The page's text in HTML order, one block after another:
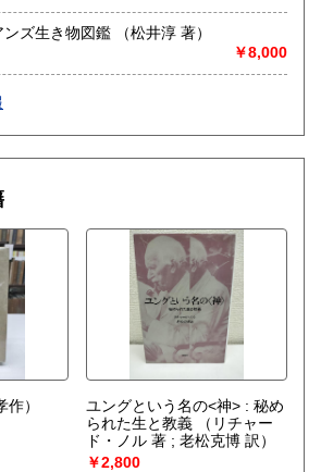
オーストラリアケアンズ生き物図鑑 （松井淳 著）
￥8,000
作）
ユングという名の<神> : 秘め
られた生と教義
（リチャー
ド・ノル 著 ; 老松克博 訳）
￥2,800